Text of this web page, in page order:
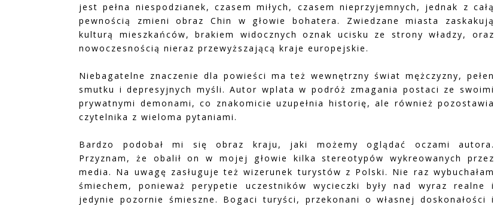
jest pełna niespodzianek, czasem miłych, czasem nieprzyjemnych, jednak z całą
pewnością zmieni obraz Chin w głowie bohatera. Zwiedzane miasta zaskakują
kulturą mieszkańców, brakiem widocznych oznak ucisku ze strony władzy, oraz
nowoczesnością nieraz przewyższającą kraje europejskie.
Niebagatelne znaczenie dla powieści ma też wewnętrzny świat mężczyzny, pełen
smutku i depresyjnych myśli. Autor wplata w podróż zmagania postaci ze swoimi
prywatnymi demonami, co znakomicie uzupełnia historię, ale również pozostawia
czytelnika z wieloma pytaniami.
Bardzo podobał mi się obraz kraju, jaki możemy oglądać oczami autora.
Przyznam, że obalił on w mojej głowie kilka stereotypów wykreowanych przez
media. Na uwagę zasługuje też wizerunek turystów z Polski. Nie raz wybuchałam
śmiechem, ponieważ perypetie uczestników wycieczki były nad wyraz realne i
jedynie pozornie śmieszne. Bogaci turyści, przekonani o własnej doskonałości i